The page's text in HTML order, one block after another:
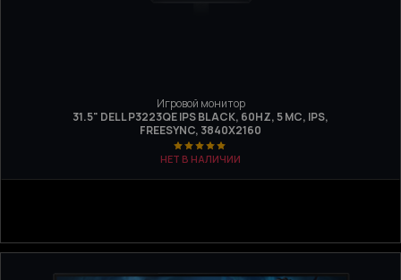
Игровой монитор
31.5" DELL P3223QE IPS BLACK, 60HZ, 5 МС, IPS,
FREESYNC, 3840Х2160
НЕТ В НАЛИЧИИ